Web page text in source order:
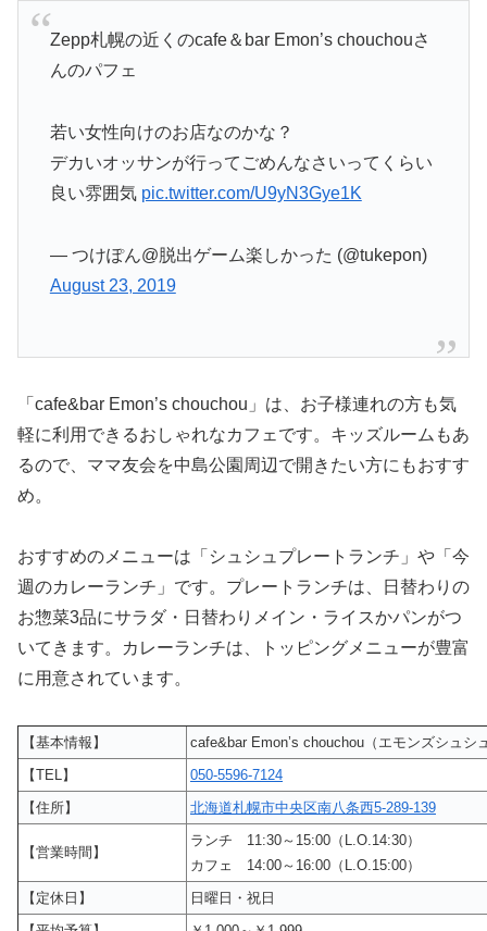
Zepp札幌の近くのcafe＆bar Emon’s chouchouさ
んのパフェ
若い女性向けのお店なのかな？
デカいオッサンが行ってごめんなさいってくらい
良い雰囲気 pic.twitter.com/U9yN3Gye1K
— つけぽん@脱出ゲーム楽しかった (@tukepon)
August 23, 2019
「cafe&bar Emon’s chouchou」は、お子様連れの方も気
軽に利用できるおしゃれなカフェです。キッズルームもあ
るので、ママ友会を中島公園周辺で開きたい方にもおすす
め。
おすすめのメニューは「シュシュプレートランチ」や「今
週のカレーランチ」です。プレートランチは、日替わりの
お惣菜3品にサラダ・日替わりメイン・ライスかパンがつ
いてきます。カレーランチは、トッピングメニューが豊富
に用意されています。
【基本情報】
cafe&bar Emon’s chouchou（エモンズシュシ
【TEL】
050-5596-7124
【住所】
北海道札幌市中央区南八条西5-289-139
【営業時間】
ランチ 11:30～15:00（L.O.14:30）
カフェ 14:00～16:00（L.O.15:00）
【定休日】
日曜日・祝日